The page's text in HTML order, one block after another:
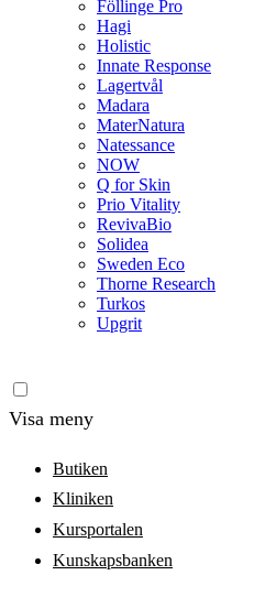
Föllinge Pro
Hagi
Holistic
Innate Response
Lagertvål
Madara
MaterNatura
Natessance
NOW
Q for Skin
Prio Vitality
RevivaBio
Solidea
Sweden Eco
Thorne Research
Turkos
Upgrit
Visa meny
Butiken
Kliniken
Kursportalen
Kunskapsbanken